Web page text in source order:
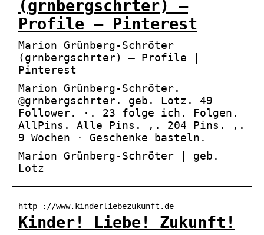
(grnbergschrter) –
Profile – Pinterest
Marion Grünberg-Schröter
(grnbergschrter) – Profile |
Pinterest
Marion Grünberg-Schröter.
@grnbergschrter. geb. Lotz. 49
Follower. ·. 23 folge ich. Folgen.
AllPins. Alle Pins. ,. 204 Pins. ,.
9 Wochen · Geschenke basteln.
Marion Grünberg-Schröter | geb.
Lotz
http ://www.kinderliebezukunft.de
Kinder! Liebe! Zukunft!